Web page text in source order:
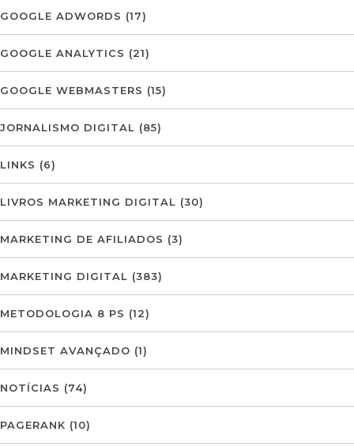
GOOGLE ADWORDS (17)
GOOGLE ANALYTICS (21)
GOOGLE WEBMASTERS (15)
JORNALISMO DIGITAL (85)
LINKS (6)
LIVROS MARKETING DIGITAL (30)
MARKETING DE AFILIADOS (3)
MARKETING DIGITAL (383)
METODOLOGIA 8 PS (12)
MINDSET AVANÇADO (1)
NOTÍCIAS (74)
PAGERANK (10)